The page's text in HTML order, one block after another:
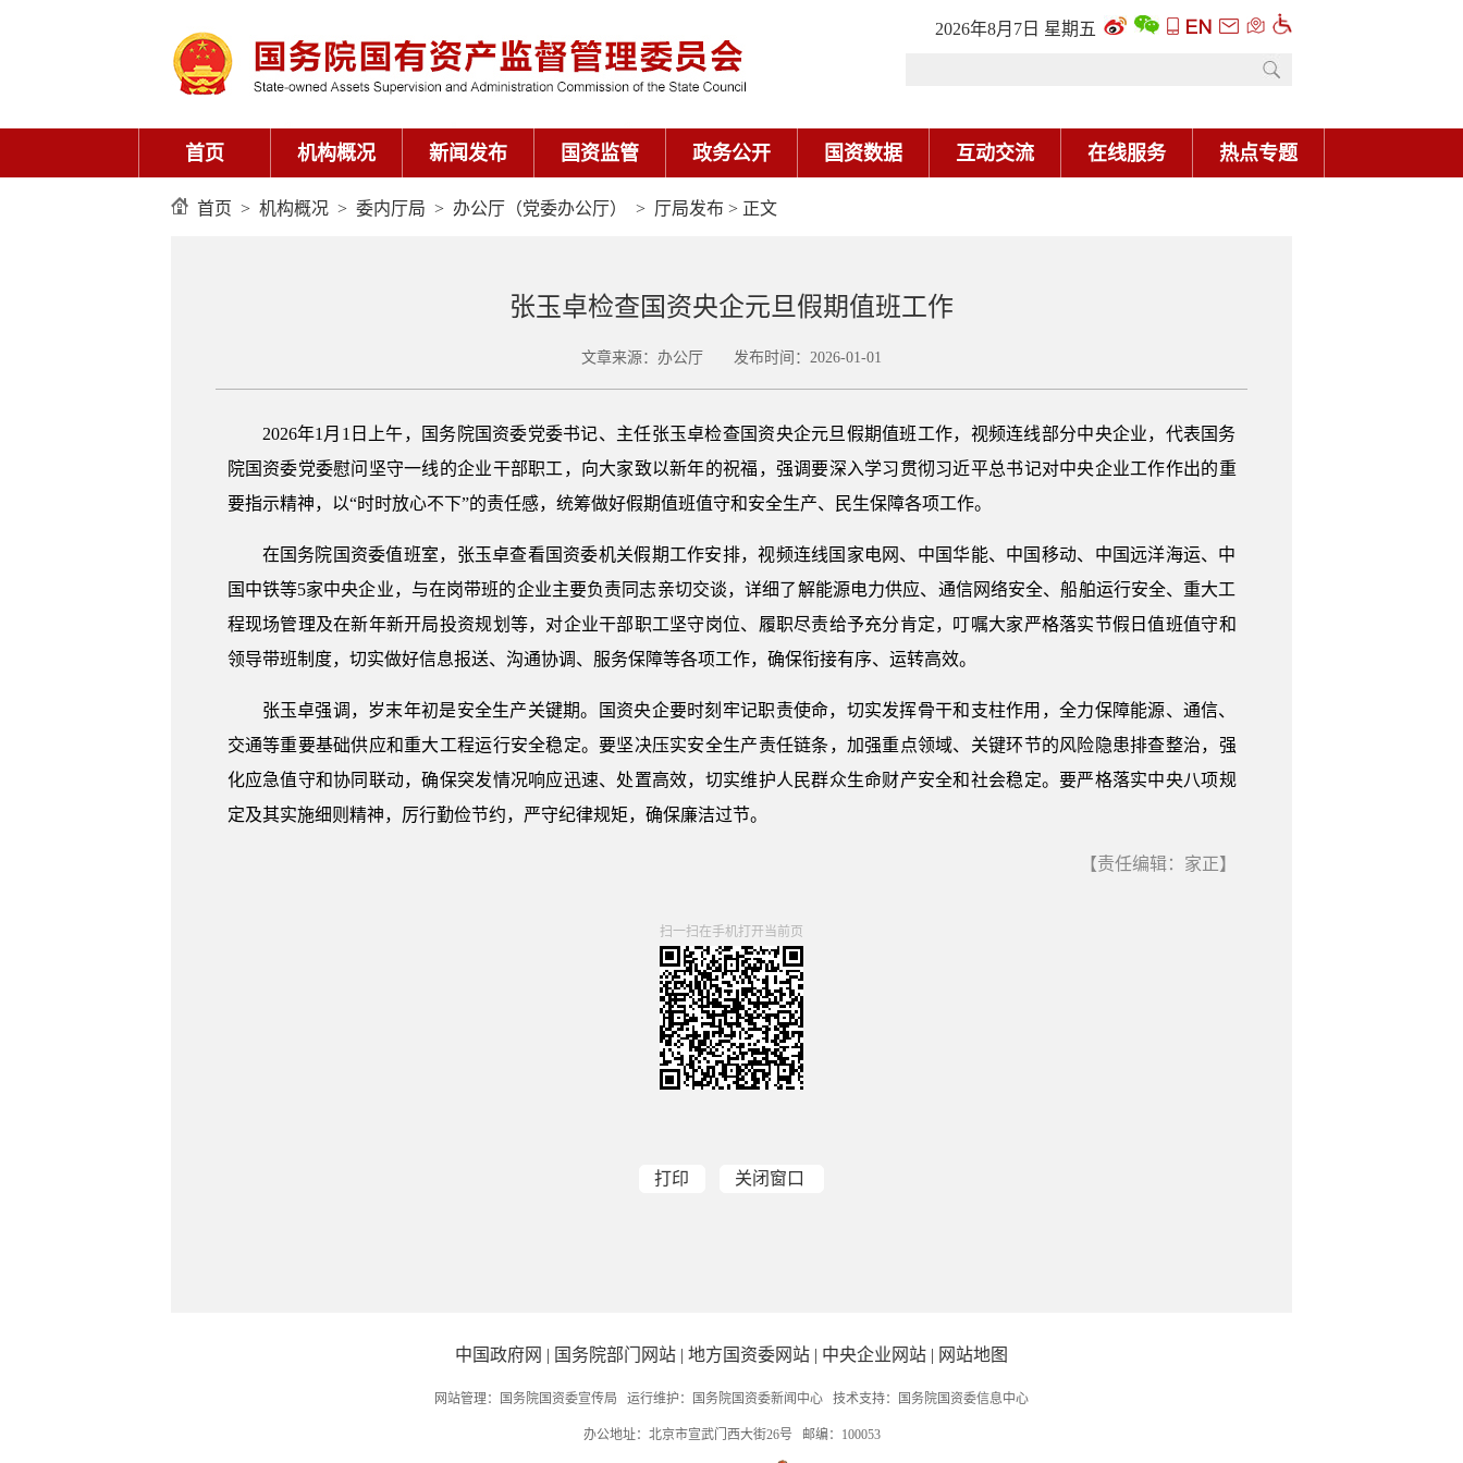
2026年8月7日 星期五
首页 机构概况 新闻发布 国资监管 政务公开 国资数据 互动交流 在线服务 热点专题
首页 > 机构概况 > 委内厅局 > 办公厅（党委办公厅） > 厅局发布 > 正文
张玉卓检查国资央企元旦假期值班工作
文章来源：办公厅 发布时间：2026-01-01
2026年1月1日上午，国务院国资委党委书记、主任张玉卓检查国资央企元旦假期值班工作，视频连线部分中央企业，代表国务
院国资委党委慰问坚守一线的企业干部职工，向大家致以新年的祝福，强调要深入学习贯彻习近平总书记对中央企业工作作出的重
要指示精神，以“时时放心不下”的责任感，统筹做好假期值班值守和安全生产、民生保障各项工作。
在国务院国资委值班室，张玉卓查看国资委机关假期工作安排，视频连线国家电网、中国华能、中国移动、中国远洋海运、中
国中铁等5家中央企业，与在岗带班的企业主要负责同志亲切交谈，详细了解能源电力供应、通信网络安全、船舶运行安全、重大工
程现场管理及在新年新开局投资规划等，对企业干部职工坚守岗位、履职尽责给予充分肯定，叮嘱大家严格落实节假日值班值守和
领导带班制度，切实做好信息报送、沟通协调、服务保障等各项工作，确保衔接有序、运转高效。
张玉卓强调，岁末年初是安全生产关键期。国资央企要时刻牢记职责使命，切实发挥骨干和支柱作用，全力保障能源、通信、
交通等重要基础供应和重大工程运行安全稳定。要坚决压实安全生产责任链条，加强重点领域、关键环节的风险隐患排查整治，强
化应急值守和协同联动，确保突发情况响应迅速、处置高效，切实维护人民群众生命财产安全和社会稳定。要严格落实中央八项规
定及其实施细则精神，厉行勤俭节约，严守纪律规矩，确保廉洁过节。
【责任编辑：家正】
扫一扫在手机打开当前页
打印 关闭窗口